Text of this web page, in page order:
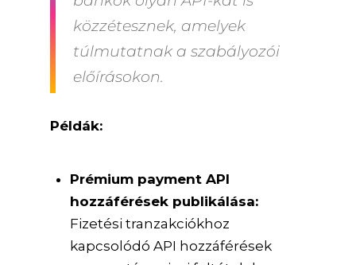
közzétesznek, amelyek
túlmutatnak a szabályozói
előírásokon.
Példák:
Prémium payment API
hozzáférések publikálása:
Fizetési tranzakciókhoz
kapcsolódó API hozzáférések